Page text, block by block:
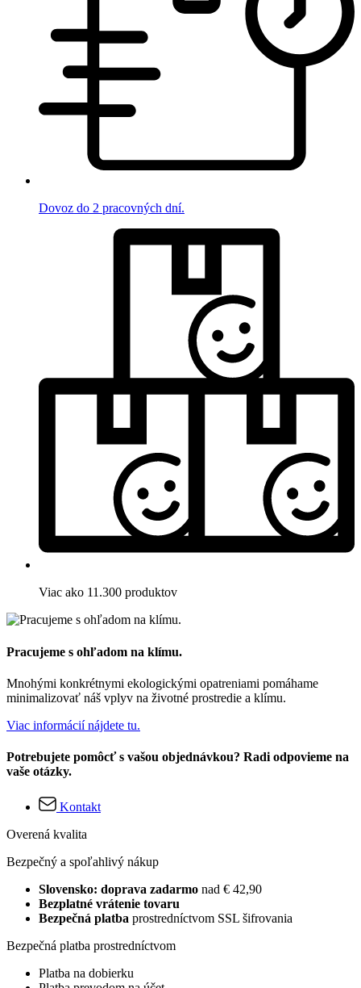
Dovoz do 2 pracovných dní.
Viac ako 11.300 produktov
Pracujeme s ohľadom na klímu.
Mnohými konkrétnymi ekologickými opatreniami pomáhame
minimalizovať náš vplyv na životné prostredie a klímu.
Viac informácií nájdete tu.
Potrebujete pomôcť s vašou objednávkou? Radi odpovieme na
vaše otázky.
Kontakt
Overená kvalita
Bezpečný a spoľahlivý nákup
Slovensko: doprava zadarmo nad € 42,90
Bezplatné vrátenie tovaru
Bezpečná platba prostredníctvom SSL šifrovania
Bezpečná platba prostredníctvom
Platba na dobierku